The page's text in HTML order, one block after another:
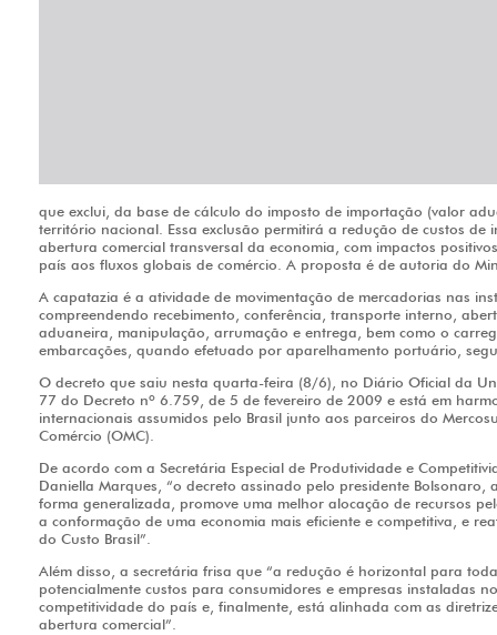
que exclui, da base de cálculo do imposto de importação (valor
território nacional. Essa exclusão permitirá a redução de custos de
abertura comercial transversal da economia, com impactos
país aos fluxos globais de comércio. A proposta é de autoria do
A capatazia é a atividade de movimentação de mercadorias nas
compreendendo recebimento, conferência, transporte interno,
aduaneira, manipulação, arrumação e entrega, bem como o
embarcações, quando efetuado por aparelhamento portuário,
O decreto que saiu nesta quarta-feira (8/6), no Diário Oficial da
77 do Decreto nº 6.759, de 5 de fevereiro de 2009 e está em
internacionais assumidos pelo Brasil junto aos parceiros do
Comércio (OMC).
De acordo com a Secretária Especial de Produtividade e
Daniella Marques, “o decreto assinado pelo presidente Bolsonaro,
forma generalizada, promove uma melhor alocação de recursos
a conformação de uma economia mais eficiente e competitiva, e
do Custo Brasil”.
Além disso, a secretária frisa que “a redução é horizontal para
potencialmente custos para consumidores e empresas instaladas
competitividade do país e, finalmente, está alinhada com as
abertura comercial”.